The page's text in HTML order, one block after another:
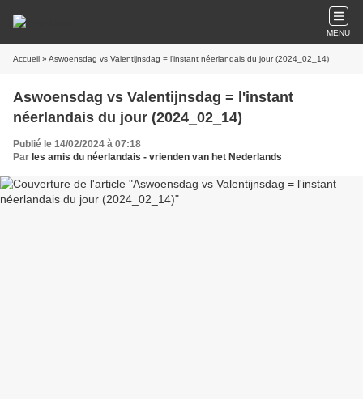
MENU
Accueil » Aswoensdag vs Valentijnsdag = l'instant néerlandais du jour (2024_02_14)
Aswoensdag vs Valentijnsdag = l'instant
néerlandais du jour (2024_02_14)
Publié le 14/02/2024 à 07:18
Par les amis du néerlandais - vrienden van het Nederlands